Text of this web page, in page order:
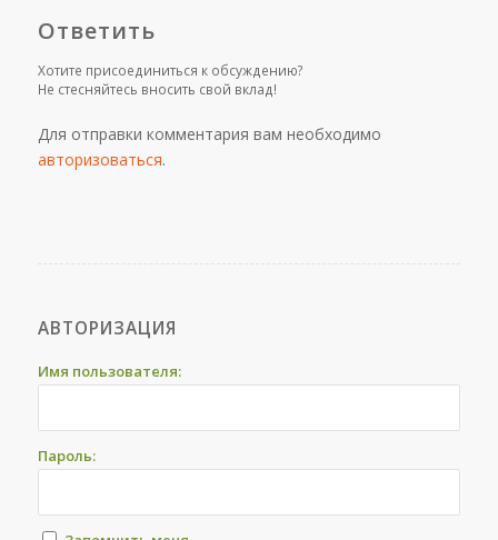
Ответить
Хотите присоединиться к обсуждению?
Не стесняйтесь вносить свой вклад!
Для отправки комментария вам необходимо
авторизоваться.
АВТОРИЗАЦИЯ
Имя пользователя:
Пароль: